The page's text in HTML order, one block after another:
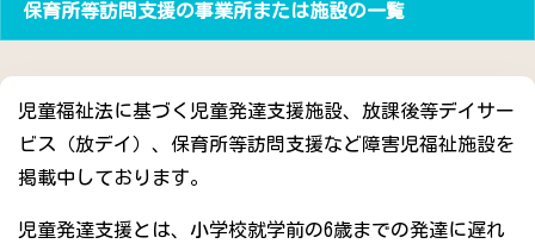
保育所等訪問支援の事業所または施設の一覧
児童福祉法に基づく児童発達支援施設、放課後等デイサー
ビス（放デイ）、保育所等訪問支援など障害児福祉施設を
掲載中しております。
児童発達支援とは、小学校就学前の6歳までの発達に遅れ